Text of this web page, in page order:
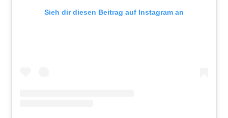
Sieh dir diesen Beitrag auf Instagram an